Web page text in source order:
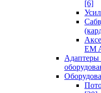
[6]
EM
Адаптеры